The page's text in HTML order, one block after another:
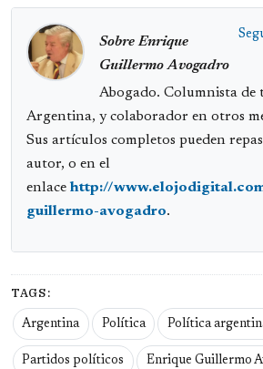
Sobre Enrique
Guillermo Avogadro
Abogado. Columnista de
Argentina, y colaborador en otros
Sus artículos completos pueden
autor, o en el
enlace http://
guillermo-avogadro.
TAGS:
Argentina Política Política
Partidos políticos Enrique Guillermo